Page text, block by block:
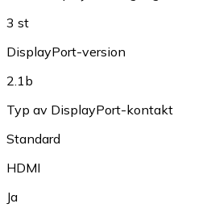
3 st
DisplayPort-version
2.1b
Typ av DisplayPort-kontakt
Standard
HDMI
Ja